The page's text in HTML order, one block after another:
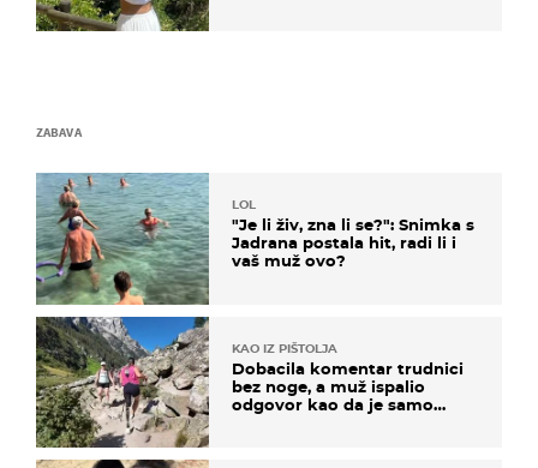
ZABAVA
LOL
"Je li živ, zna li se?": Snimka s
Jadrana postala hit, radi li i
vaš muž ovo?
KAO IZ PIŠTOLJA
Dobacila komentar trudnici
bez noge, a muž ispalio
odgovor kao da je samo